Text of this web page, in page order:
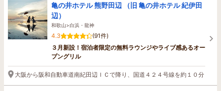
亀の井ホテル 熊野田辺 （旧 亀の井ホテル 紀伊田
辺）
和歌山>白浜・龍神
4.3
(91件)
３月新設！宿泊者限定の無料ラウンジやライブ感あるオー
プングリル
大阪から阪和自動車道南紀田辺ＩＣで降り、国道４２４号線を約１０分